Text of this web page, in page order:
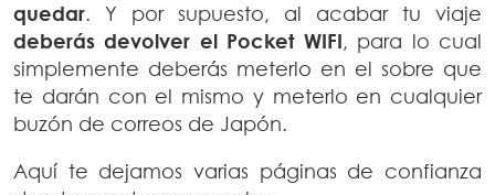
quedar. Y por supuesto, al acabar tu viaje
deberás devolver el Pocket WIFI, para lo cual
simplemente deberás meterlo en el sobre que
te darán con el mismo y meterlo en cualquier
buzón de correos de Japón.
Aquí te dejamos varias páginas de confianza